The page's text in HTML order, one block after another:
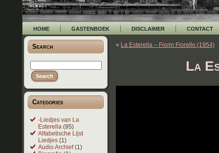
HOME GASTENBOEK DISCLAIMER CONTACT
Search
Categories
-Liedjes van La
Esterella (95)
Alfabetische Lijst
Liedjes (1)
Audio Archief(1)
« La Esterella – Fiorin Fiorello (1954)
La